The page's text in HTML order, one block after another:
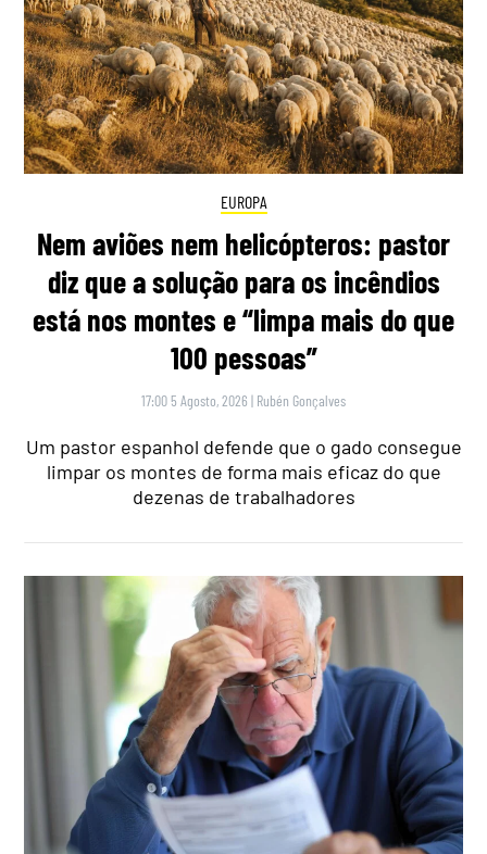
EUROPA
Nem aviões nem helicópteros: pastor
diz que a solução para os incêndios
está nos montes e “limpa mais do que
100 pessoas”
17:00 5 Agosto, 2026 | Rubén Gonçalves
Um pastor espanhol defende que o gado consegue
limpar os montes de forma mais eficaz do que
dezenas de trabalhadores